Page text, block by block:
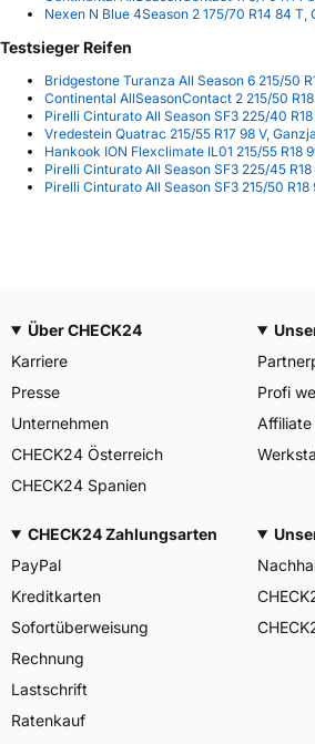
Nexen N Blue 4Season 2 175/70 R14 84
Testsieger Reifen
Bridgestone Turanza All Season 6 215/50
Continental AllSeasonContact 2 215/50
Pirelli Cinturato All Season SF3 225/40
Vredestein Quatrac 215/55 R17 98 V,
Hankook ION Flexclimate IL01 215/55 R18
Pirelli Cinturato All Season SF3 225/45
Pirelli Cinturato All Season SF3 215/50
Über CHECK24
Karriere
Presse
Unternehmen
CHECK24 Österreich
CHECK24 Spanien
Profi
CHECK24 Zahlungsarten
PayPal
Kreditkarten
Sofortüberweisung
Rechnung
Lastschrift
Ratenkauf